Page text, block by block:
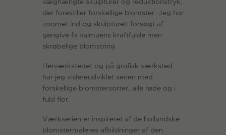
der forestiller forskellige blomster. Jeg har
zoomet ind og skulpturelt forsøgt af
gengive fx valmuens kraftfulde men
skrøbelige blomstring.
I lerværkstedet og på grafisk værksted
har jeg videreudviklet serien med
forskellige blomstersorter, alle røde og i
fuld flor.
Værkserien er inspireret af de hollandske
blomstermaleres afbildninger af den